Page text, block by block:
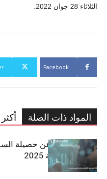
الثلاثاء 28 جوان 2022.
Facebook
المواد ذات الصلة
مبوب تكشف عن حصيلة
في تونس لسنة 2025